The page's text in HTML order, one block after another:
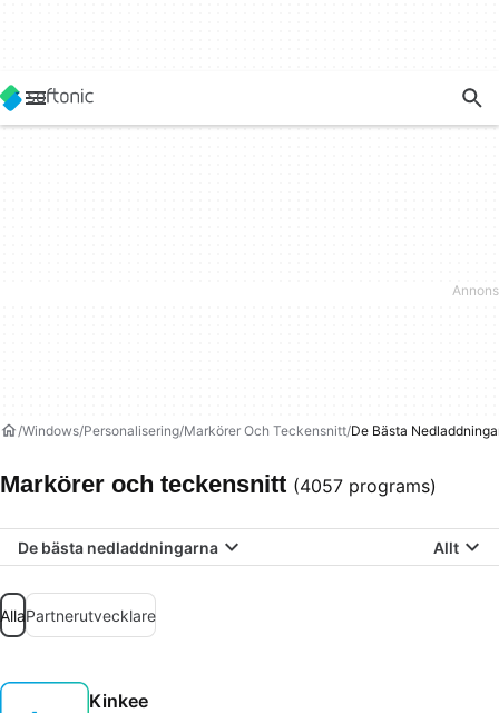
Windows Personalisering Markörer Och Teckensnitt De Bästa
Markörer och teckensnitt (4057 programs)
De bästa nedladdningarna Allt
AllaPartnerutvecklare
Kinkee